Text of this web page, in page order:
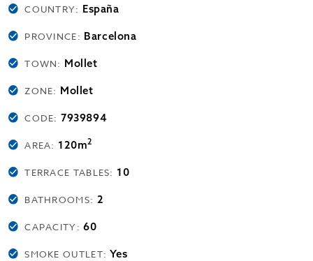
COUNTRY: España
PROVINCE: Barcelona
TOWN: Mollet
ZONE: Mollet
CODE:7939894
AREA: 120m2
TERRACE TABLES: 10
BATHROOMS: 2
CAPACITY:60
SMOKE OUTLET:Yes